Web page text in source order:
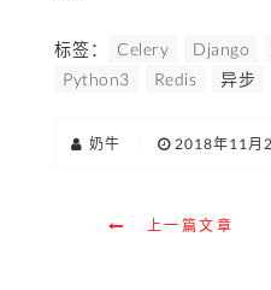
标签： Celery Django
Python3
Redis 异步
奶牛 2018年11月
上一篇文章